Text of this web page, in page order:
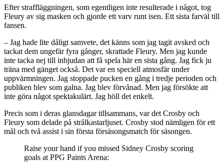
Efter straffläggningen, som egentligen inte resulterade i något, tog
Fleury av sig masken och gjorde ett varv runt isen. Ett sista farväl till
fansen.
– Jag hade lite dåligt samvete, det känns som jag tagit avsked och
tackat dem ungefär fyra gånger, skrattade Fleury. Men jag kunde
inte tacka nej till inbjudan att få spela här en sista gång. Jag fick ju
träna med gänget också. Det var en speciell atmosfär under
uppvärmningen. Jag stoppade pucken en gång i tredje perioden och
publiken blev som galna. Jag blev förvånad. Men jag försökte att
inte göra något spektakulärt. Jag höll det enkelt.
Precis som i deras glansdagar tillsammans, var det Crosby och
Fleury som delade på strålkastarljuset. Crosby stod nämligen för ett
mål och två assist i sin första försäsongsmatch för säsongen.
Raise your hand if you missed Sidney Crosby scoring
goals at PPG Paints Arena: